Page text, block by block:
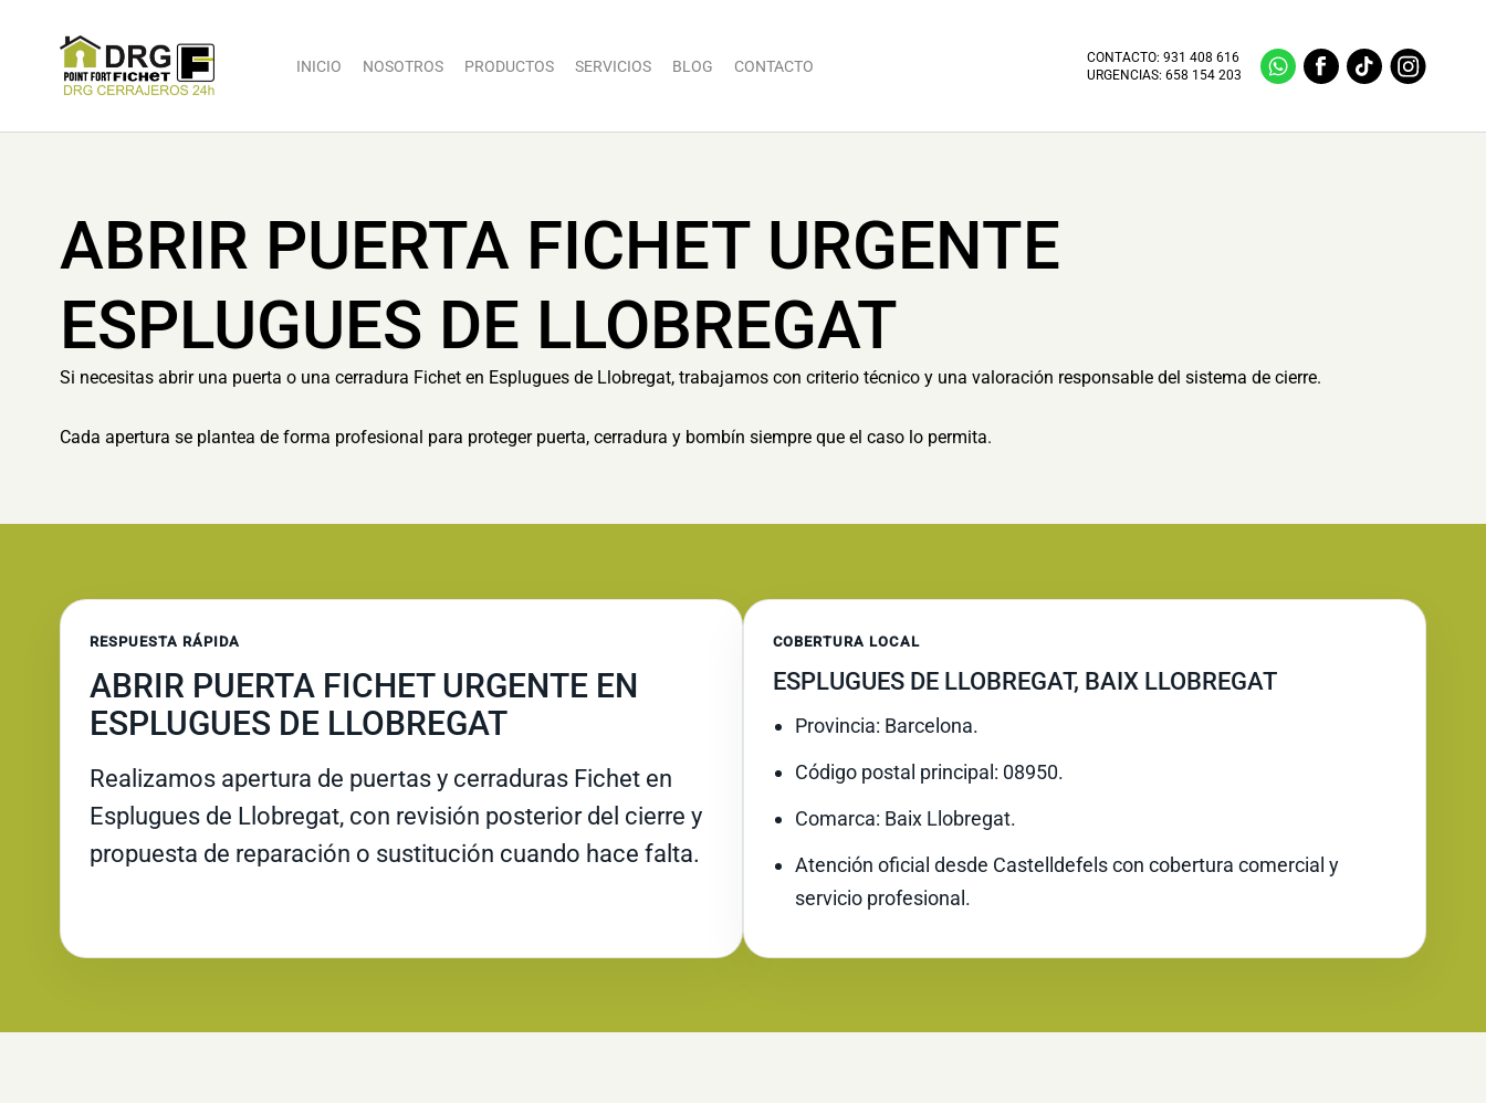
INICIO NOSOTROS PRODUCTOS SERVICIOS BLOG CONTACTO
CONTACTO:931 408 616
URGENCIAS:658 154 203
ABRIR PUERTA FICHET URGENTE
ESPLUGUES DE LLOBREGAT
Si necesitas abrir una puerta o una cerradura Fichet en Esplugues de Llobregat, trabajamos con criterio técnico y una valoración responsable del sistema de cierre.
Cada apertura se plantea de forma profesional para proteger puerta, cerradura y bombín siempre que el caso lo permita.
RESPUESTA RÁPIDA
ABRIR PUERTA FICHET URGENTE EN
ESPLUGUES DE LLOBREGAT
Realizamos apertura de puertas y cerraduras Fichet en
Esplugues de Llobregat, con revisión posterior del cierre y
propuesta de reparación o sustitución cuando hace falta.
COBERTURA LOCAL
ESPLUGUES DE LLOBREGAT, BAIX LLOBREGAT
Provincia: Barcelona.
Código postal principal: 08950.
Comarca: Baix Llobregat.
Atención oficial desde Castelldefels con cobertura comercial y
servicio profesional.